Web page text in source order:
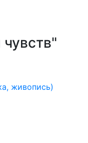
живопись)